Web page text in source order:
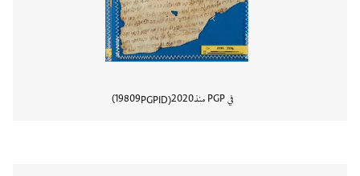
في PGP منذ 2020
PGPID
19809